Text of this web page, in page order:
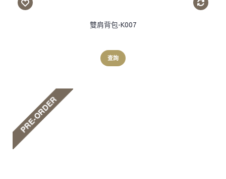
雙肩背包-K007
查詢